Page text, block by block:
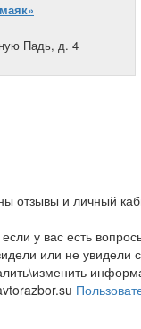
Падь, д. 4
отзывы и личный
у вас есть
или не увидели